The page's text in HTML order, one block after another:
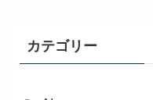
カテゴリー